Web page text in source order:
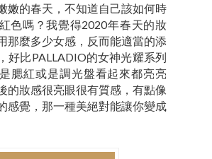
嫩的春天，不知道自己該如何時
色嗎？我覺得2020年春天的妝
那麼多少女感，反而能適當的添
好比PALLADIO的女神光耀系列
腮紅或是調光盤看起來都亮亮
的妝感很亮眼很有質感，有點像
感覺，那一種美絕對能讓你變成